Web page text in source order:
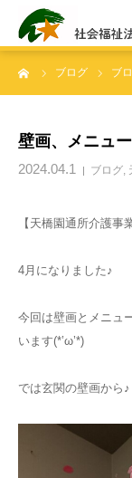
ブログ ブ
壁画、メニュ
2024.04.1 ブログ,
【天橋園通所介護事
4月になりました♪
今回は壁画とメニュ
います(*’ω’*)
では玄関の壁画から♪
ホーム
事業所案内・
お問い合わせ